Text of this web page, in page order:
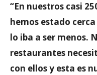
“En nuestros casi
hemos estado
lo iba a ser menos.
restaurantes
con ellos y esta es